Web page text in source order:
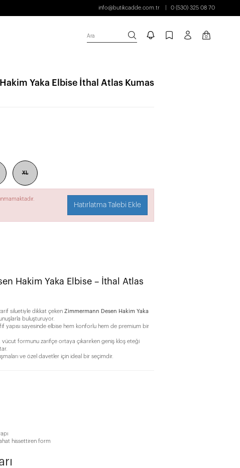
info@butikcadde.com.tr 0 (530) 325 08 70
Ara 0
Yaka Elbise İthal Atlas Kumas
XL
Hatırlatma Talebi Ekle
Hakim Yaka Elbise – İthal Atlas
siluetiyle dikkat çeken Zimmermann Desen Hakim Yaka
buluşturuyor.
yapısı sayesinde elbise hem konforlu hem de premium bir
vücut formunu zarifçe ortaya çıkarırken geniş kloş eteği
ve özel davetler için ideal bir seçimdir.
hissettiren form